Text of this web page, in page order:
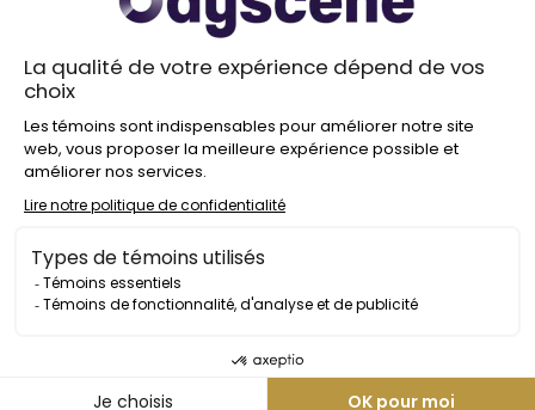
Stationnements
proximité de
nos salles
Politique de
d’auteur
2026